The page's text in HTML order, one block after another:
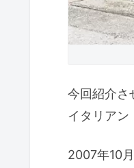
今回紹介さ
イタリアン
2007年10